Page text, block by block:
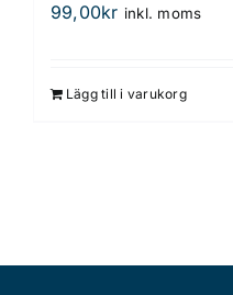
99,00kr inkl. moms
Lägg till i varukorg